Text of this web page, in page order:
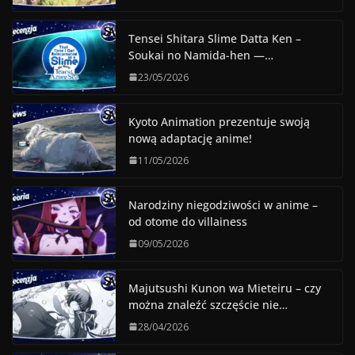
Tensei Shitara Slime Datta Ken –
Soukai no Namida-hen —…
23/05/2026
Kyoto Animation prezentuje swoją
nową adaptację anime!
11/05/2026
Narodziny niegodziwości w anime –
od otome do villainess
09/05/2026
Majutsushi Kunon wa Mieteiru – czy
można znaleźć szczęście nie…
28/04/2026